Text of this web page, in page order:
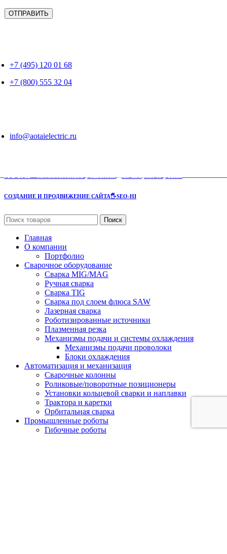
+7 (495) 120 01 68
+7 (800) 555 32 04
info@aotaielectric.ru
AOTAI- комплексные решения для сварки и резки
СОЗДАНИЕ И ПРОДВИЖЕНИЕ САЙТА🖐SEO-HI
Поиск
Главная
О компании
Портфолио
Сварочное оборудование
Сварка MIG/MAG
Ручная сварка
Сварка TIG
Сварка под слоем флюса SAW
Лазерная сварка
Роботизированные источники
Плазменная резка
Механизмы подачи и системы охлаждения
Механизмы подачи проволоки
Блоки охлаждения
Автоматизация и механизация
Сварочные колонны
Роликовые/поворотные позиционеры
Установки кольцевой сварки и наплавки
Трактора и каретки
Орбитальная сварка
Промышленные роботы
Гибочные роботы